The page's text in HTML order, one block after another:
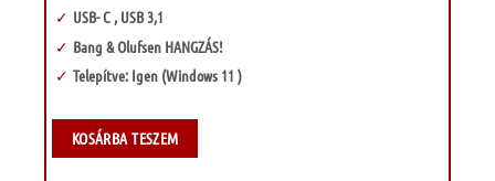
USB- C , USB 3,1
Bang & Olufsen HANGZÁS!
Telepítve: Igen (Windows 11 )
KOSÁRBA TESZEM